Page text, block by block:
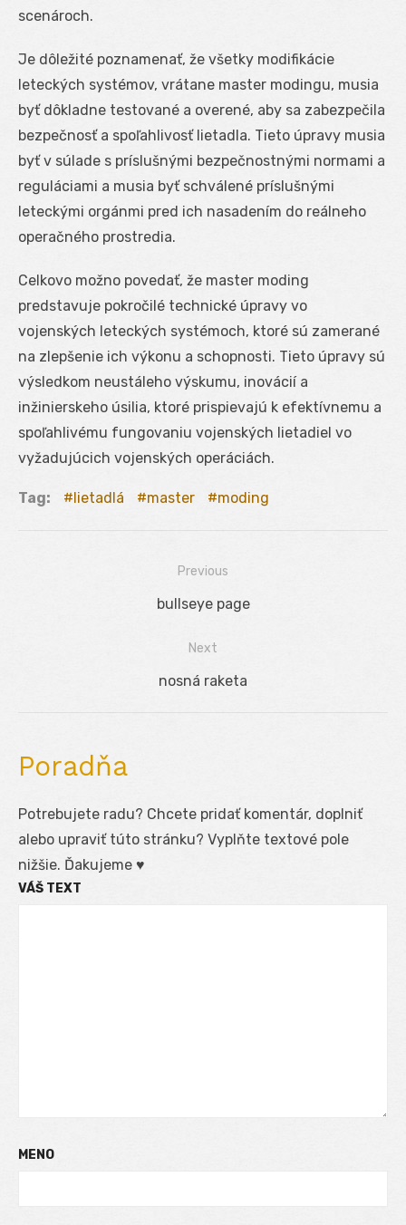
scenároch.
Je dôležité poznamenať, že všetky modifikácie
leteckých systémov, vrátane master modingu, musia
byť dôkladne testované a overené, aby sa zabezpečila
bezpečnosť a spoľahlivosť lietadla. Tieto úpravy musia
byť v súlade s príslušnými bezpečnostnými normami a
reguláciami a musia byť schválené príslušnými
leteckými orgánmi pred ich nasadením do reálneho
operačného prostredia.
Celkovo možno povedať, že master moding
predstavuje pokročilé technické úpravy vo
vojenských leteckých systémoch, ktoré sú zamerané
na zlepšenie ich výkonu a schopnosti. Tieto úpravy sú
výsledkom neustáleho výskumu, inovácií a
inžinierskeho úsilia, ktoré prispievajú k efektívnemu a
spoľahlivému fungovaniu vojenských lietadiel vo
vyžadujúcich vojenských operáciách.
Tag: lietadlá master moding
Previous
Previous
bullseye page
Next
Next
nosná raketa
Poradňa
Potrebujete radu? Chcete pridať komentár, doplniť
alebo upraviť túto stránku? Vyplňte textové pole
nižšie. Ďakujeme ♥
VÁŠ TEXT
MENO